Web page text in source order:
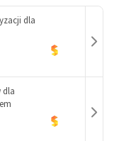
dla
dla